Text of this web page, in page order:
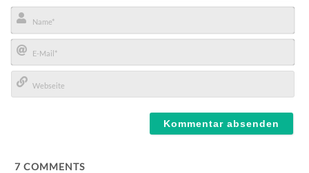
Name*
E-
Mail*
7 COMMENTS